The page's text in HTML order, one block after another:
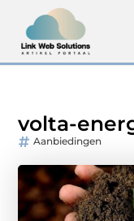
volta-
Aanbiedingen